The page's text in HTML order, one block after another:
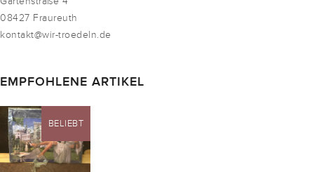
08427 Fraureuth
kontakt@wir-troedeln.de
EMPFOHLENE ARTIKEL
BELIEBT